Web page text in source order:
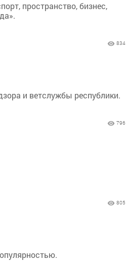
пространство, бизнес,
834
и ветслужбы республики.
796
805